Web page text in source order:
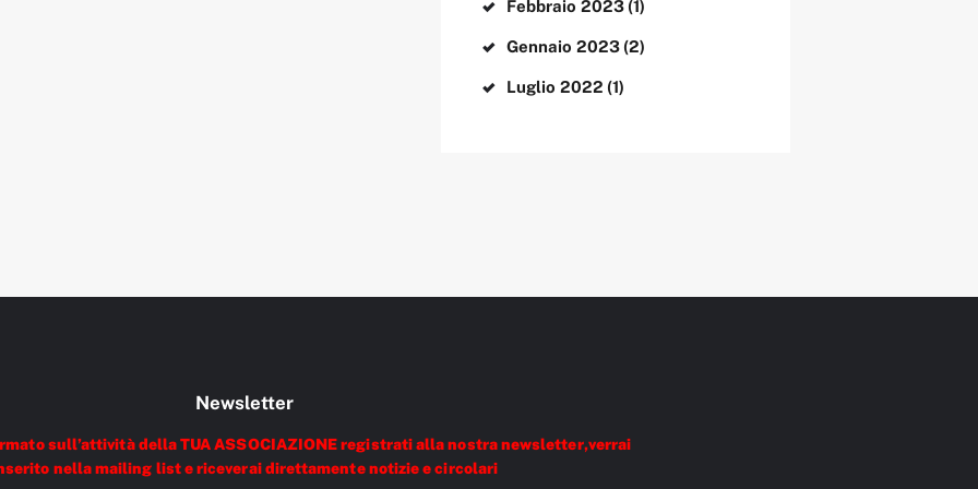
Febbraio 2023(1)
Gennaio 2023(2)
Luglio 2022 (1)
Newsletter
sull’attività della TUA ASSOCIAZIONE registrati alla nostra newsletter,verrai
nella mailing list e riceverai direttamente notizie e circolari